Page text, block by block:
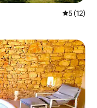
平均评分
5 (12)